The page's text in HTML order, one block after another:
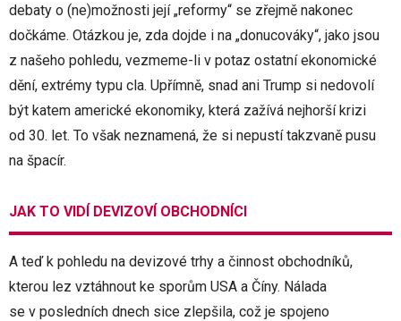
debaty o (ne)možnosti její „reformy“ se zřejmě nakonec
dočkáme. Otázkou je, zda dojde i na „donucováky“, jako jsou
z našeho pohledu, vezmeme-li v potaz ostatní ekonomické
dění, extrémy typu cla. Upřímně, snad ani Trump si nedovolí
být katem americké ekonomiky, která zažívá nejhorší krizi
od 30. let. To však neznamená, že si nepustí takzvaně pusu
na špacír.
JAK TO VIDÍ DEVIZOVÍ OBCHODNÍCI
A teď k pohledu na devizové trhy a činnost obchodníků,
kterou lez vztáhnout ke sporům USA a Číny. Nálada
se v posledních dnech sice zlepšila, což je spojeno